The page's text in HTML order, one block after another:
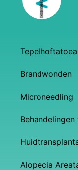
Brandwonden
Microneedling
Alopecia